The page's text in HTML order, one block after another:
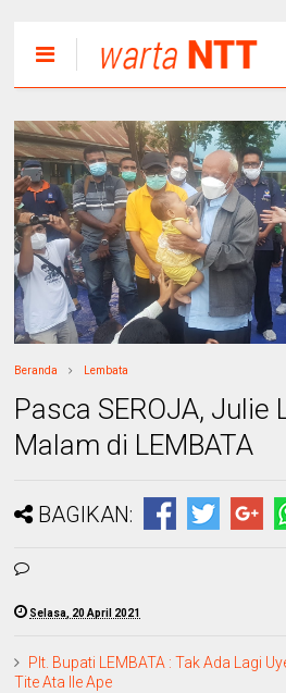
Beranda Lembata
Pasca SEROJA, Julie
Malam di LEMBATA
BAGIKAN:
Selasa, 20 April 2021
Plt. Bupati LEMBATA : Tak Ada Lagi
Tite Ata Ile Ape